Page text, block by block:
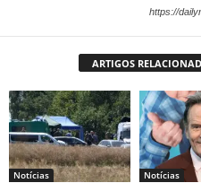
https://
ARTIGOS
Notícias Notícias